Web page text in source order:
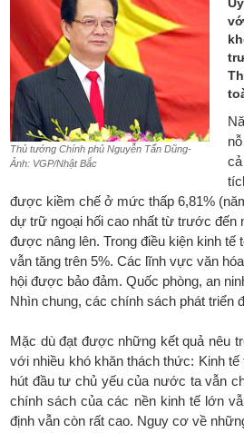
Thủ tướng Chính phủ Nguyễn Tấn Dũng-
Ảnh: VGP/Nhật Bắc
được kiềm chế ở mức thấp 6,81%
dự trữ ngoại hối cao nhất từ trước đến
được nâng lên. Trong điều kiện kinh
vẫn tăng trên 5%. Các lĩnh vực văn
hội được bảo đảm. Quốc phòng, an
Nhìn chung, các chính sách phát triển
Mặc dù đạt được những kết quả nêu
với nhiều khó khăn thách thức: Kinh
hút đầu tư chủ yếu của nước ta vẫn
chính sách của các nền kinh tế lớn
định vẫn còn rất cao. Nguy cơ về